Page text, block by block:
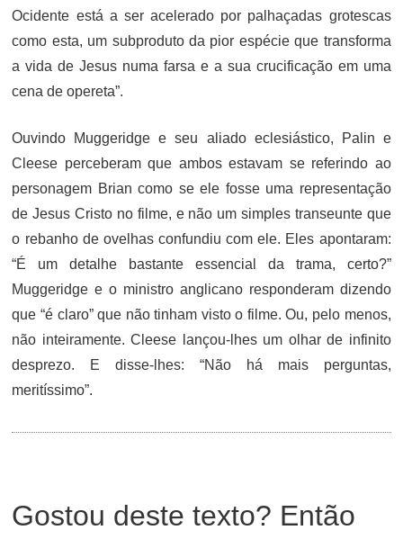
Ocidente está a ser acelerado por palhaçadas grotescas
como esta, um subproduto da pior espécie que transforma
a vida de Jesus numa farsa e a sua crucificação em uma
cena de opereta”.
Ouvindo Muggeridge e seu aliado eclesiástico, Palin e
Cleese perceberam que ambos estavam se referindo ao
personagem Brian como se ele fosse uma representação
de Jesus Cristo no filme, e não um simples transeunte que
o rebanho de ovelhas confundiu com ele. Eles apontaram:
“É um detalhe bastante essencial da trama, certo?”
Muggeridge e o ministro anglicano responderam dizendo
que “é claro” que não tinham visto o filme. Ou, pelo menos,
não inteiramente. Cleese lançou-lhes um olhar de infinito
desprezo. E disse-lhes: “Não há mais perguntas,
meritíssimo”.
Gostou deste texto? Então